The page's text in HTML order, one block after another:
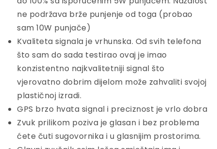
ne podržava brže punjenje od toga (probao
sam 10W punjače)
Kvaliteta signala je vrhunska. Od svih telefona
što sam do sada testirao ovaj je imao
konzistentno najkvalitetniji signal što
vjerovatno dobrim dijelom može zahvaliti svojoj
plastičnoj izradi.
GPS brzo hvata signal i preciznost je vrlo dobra
Zvuk prilikom poziva je glasan i bez problema
ćete čuti sugovornika i u glasnijim prostorima.